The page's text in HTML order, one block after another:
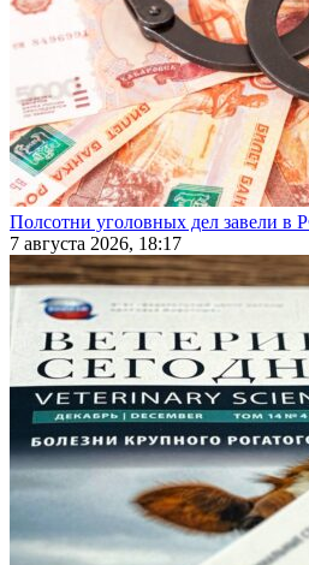
Полсотни уголовных дел завели в
7 августа 2026, 18:17